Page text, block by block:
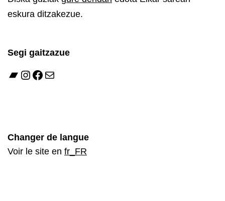
eskura ditzakezue.
Segi gaitzazue
Bandcamp
Instagram
Facebook
Mail
Changer de langue
Voir le site en fr_FR